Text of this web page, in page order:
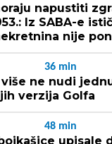
napustiti
Iz SABA-e
nije
36 min
ne nudi
verzija Golfa
48 min
upisale